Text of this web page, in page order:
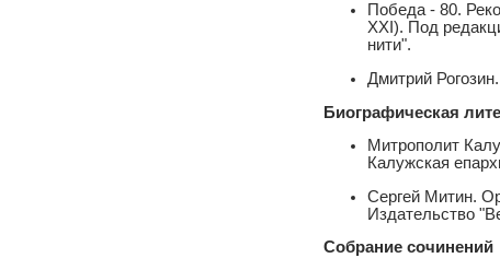
Победа - 80.
ХХI). Под
нити".
Дмитрий
Биографическая
Митрополит
Калужская
Сергей Митин.
Издательство
Собрание сочинений